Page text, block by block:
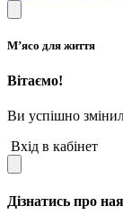
М’ясо для життя
Вітаємо!
Ви успішно
Вхід в кабінет
Дізнатись про